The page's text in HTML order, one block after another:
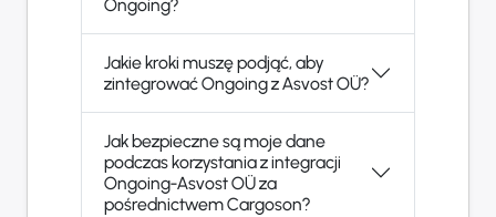
Ongoing?
Jakie kroki muszę podjąć, aby
zintegrować Ongoing z Asvost OÜ?
Jak bezpieczne są moje dane
podczas korzystania z integracji
Ongoing-Asvost OÜ za
pośrednictwem Cargoson?